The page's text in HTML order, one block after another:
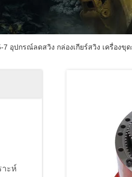
7 อุปกรณ์ลดสวิง กล่องเกียร์สวิง เครื่องขุ
าะห์